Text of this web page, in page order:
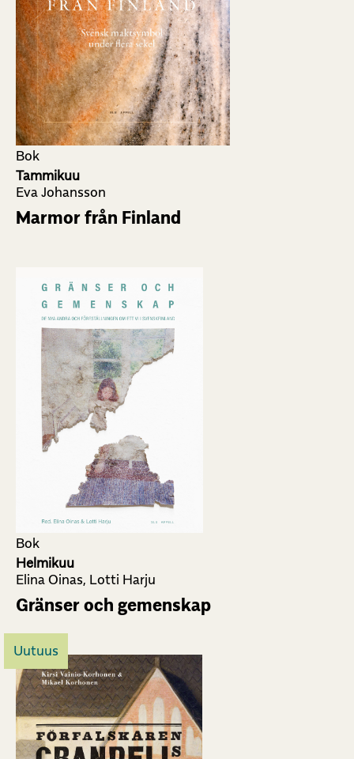
Bok
Tammikuu
Eva Johansson
Marmor från Finland
Bok
Helmikuu
Elina Oinas, Lotti Harju
Gränser och gemenskap
Uutuus